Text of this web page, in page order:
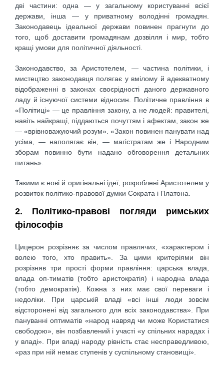
дві частини: одна — у загальному користуванні всієї
держави, інша — у приватному володінні громадян.
Законодавець ідеальної держави повинен прагнути до
того, щоб доставити громадянам дозвілля і мир, тобто
кращі умови для політичної діяльності.
Законодавство, за Аристотелем, — частина політики, і
мистецтво законодавця полягає у вмілому й адекватному
відображенні в законах своєрідності даного державного
ладу й існуючої системи відносин. Політичне правління в
«Політиці» — це правління закону, а не людей: правителі,
навіть найкращі, піддаються почуттям і афектам, закон же
— «врівноважуючий розум». «Закон повинен панувати над
усіма, — наполягає він, — магістратам же і Народним
зборам повинно бути надано обговорення детальних
питань».
Такими є нові й оригінальні ідеї, розроблені Аристотелем у
розвиток політико-правової думки Сократа і Платона.
2. Політико-правові погляди римських
філософів
Цицерон розрізняє за числом правлячих, «характером і
волею того, хто править». За цими критеріями він
розрізняв три прості форми правління: царська влада,
влада оп-тиматів (тобто аристократія) і народна влада
(тобто демократія). Кожна з них має свої переваги і
недоліки. При царській владі «всі інші люди зовсім
відсторонені від загального для всіх законодавства». При
пануванні оптиматів «народ навряд чи може Користатися
свободою», він позбавлений і участі «у спільних нарадах і
у владі». При владі народу рівність стає несправедливою,
«раз при ній немає ступенів у суспільному становищі».